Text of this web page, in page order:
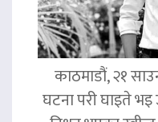
काठमाडौं, २१
घटना परी घाइते भइ